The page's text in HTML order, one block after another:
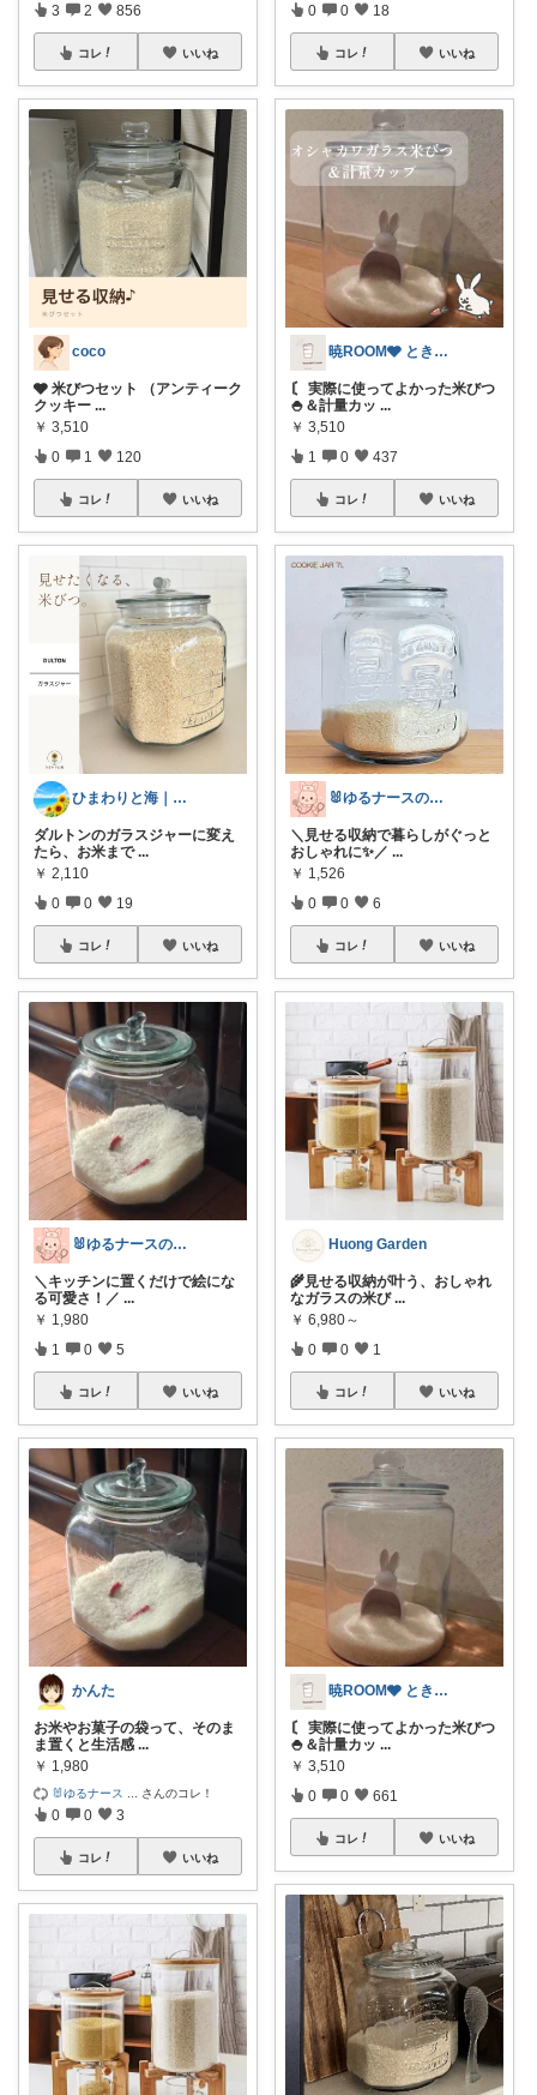
3 2 856
コレ いいね
coco
🩶 米びつセット （アンティーク
クッキー ...
￥ 3,510
0 1 120
コレ いいね
ひまわりと海｜暮らし
ダルトンのガラスジャーに変え
たら、お米まで ...
￥ 2,110
0 0 19
コレ いいね
🐰ゆるナースの愛用品ROOM🐰
＼キッチンに置くだけで絵にな
る可愛さ！／ ...
￥ 1,980
1 0 5
コレ いいね
かんた
お米やお菓子の袋って、そのま
ま置くと生活感 ...
￥ 1,980
🐰ゆるナース さんのコレ！
0 0 3
コレ いいね
0 0 18
コレ いいね
暁ROOM🩶 ときめく暮らしのセレクト
〘 実際に使ってよかった米びつ
🍚＆計量カッ ...
￥ 3,510
1 0 437
コレ いいね
🐰ゆるナースの愛用品ROOM🐰
＼見せる収納で暮らしがぐっと
おしゃれに✨／ ...
￥ 1,526
0 0 6
コレ いいね
Huong Garden
🌾見せる収納が叶う、おしゃれ
なガラスの米び ...
￥ 6,980～
0 0 1
コレ いいね
暁ROOM🩶 ときめく暮らしのセレクト
〘 実際に使ってよかった米びつ
🍚＆計量カッ ...
￥ 3,510
0 0 661
コレ いいね